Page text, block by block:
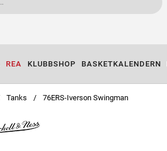
REA KLUBBSHOP BASKETKALENDERN
Tanks 76ERS-Iverson Swingman